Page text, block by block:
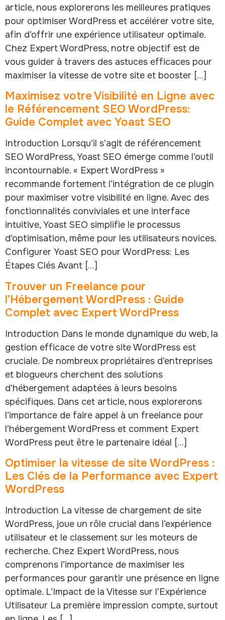
article, nous explorerons les meilleures pratiques
pour optimiser WordPress et accélérer votre site,
afin d’offrir une expérience utilisateur optimale.
Chez Expert WordPress, notre objectif est de
vous guider à travers des astuces efficaces pour
maximiser la vitesse de votre site et booster […]
Maximisez votre Visibilité en Ligne avec
le Référencement SEO WordPress:
Guide Complet avec Yoast SEO
Introduction Lorsqu’il s’agit de référencement
SEO WordPress, Yoast SEO émerge comme l’outil
incontournable. « Expert WordPress »
recommande fortement l’intégration de ce plugin
pour maximiser votre visibilité en ligne. Avec des
fonctionnalités conviviales et une interface
intuitive, Yoast SEO simplifie le processus
d’optimisation, même pour les utilisateurs novices.
Configurer Yoast SEO pour WordPress: Les
Étapes Clés Avant […]
Trouver un Freelance pour
l’Hébergement WordPress : Guide
Complet avec Expert WordPress
Introduction Dans le monde dynamique du web, la
gestion efficace de votre site WordPress est
cruciale. De nombreux propriétaires d’entreprises
et blogueurs cherchent des solutions
d’hébergement adaptées à leurs besoins
spécifiques. Dans cet article, nous explorerons
l’importance de faire appel à un freelance pour
l’hébergement WordPress et comment Expert
WordPress peut être le partenaire idéal […]
Optimiser la vitesse de site WordPress :
Les Clés de la Performance avec Expert
WordPress
Introduction La vitesse de chargement de site
WordPress, joue un rôle crucial dans l’expérience
utilisateur et le classement sur les moteurs de
recherche. Chez Expert WordPress, nous
comprenons l’importance de maximiser les
performances pour garantir une présence en ligne
optimale. L’Impact de la Vitesse sur l’Expérience
Utilisateur La première impression compte, surtout